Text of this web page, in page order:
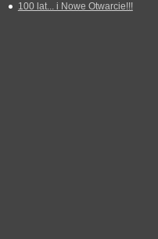
100 lat... i Nowe Otwarcie!!!